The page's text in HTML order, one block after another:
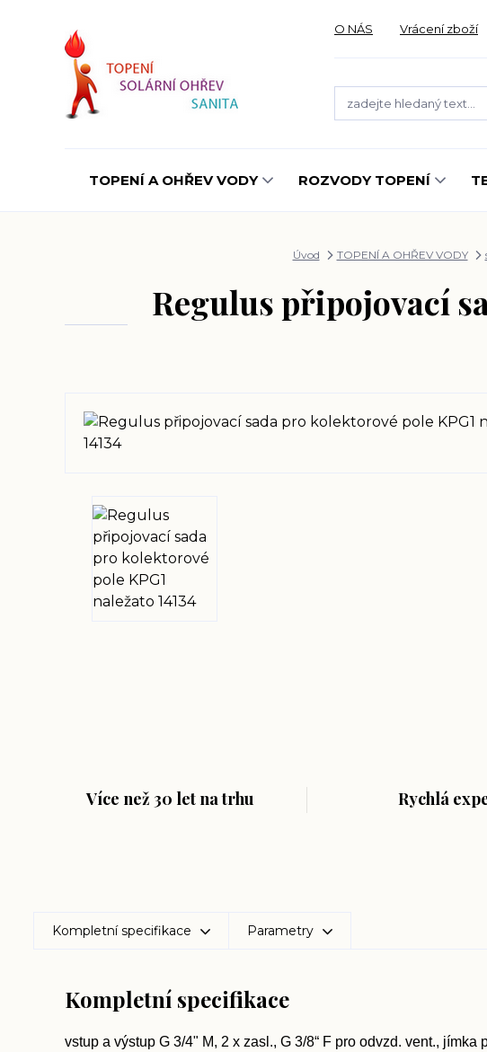
O NÁS Vrácení zboží
TOPENÍ A OHŘEV VODY ROZVODY TOPENÍ
Úvod TOPENÍ A OHŘEV VODY
Regulus připojovací
Více než 30 let na trhu Rychlá
Kompletní specifikace Parametry
Kompletní specifikace
vstup a výstup G 3/4" M, 2 x zasl., G 3/8“ F pro odvzd. vent., jímka